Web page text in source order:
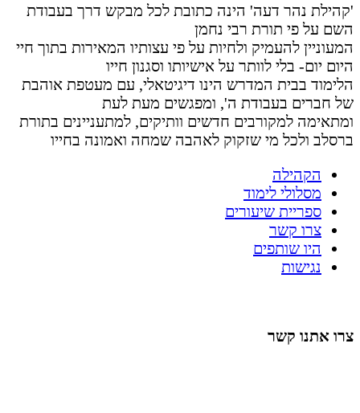
'קהילת נהר דעה' הינה כתובת לכל מבקש דרך בעבודת
השם על פי תורת רבי נחמן
המעוניין להעמיק ולחיות על פי עצותיו המאירות בתוך חיי
היום יום- בלי לוותר על אישיותו וסגנון חייו
הלימוד בבית המדרש הינו דיגיטאלי, עם מעטפת אוהבת
של חברים בעבודת ה', ומפגשים מעת לעת
ומתאימה למקורבים חדשים וותיקים, למתעניינים בתורת
ברסלב ולכל מי שזקוק לאהבה שמחה ואמונה בחייו
הקהילה
מסלולי לימוד
ספריית שיעורים
צרו קשר
היו שותפים
נגישות
צרו אתנו קשר